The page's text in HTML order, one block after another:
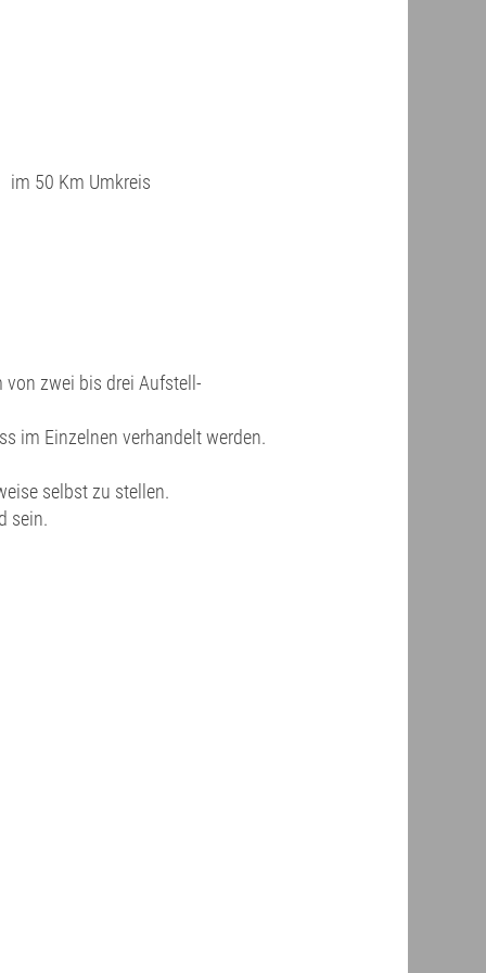
Km Umkreis
von zwei bis drei Aufstell-
im Einzelnen verhandelt werden.
selbst zu stellen.
sein.